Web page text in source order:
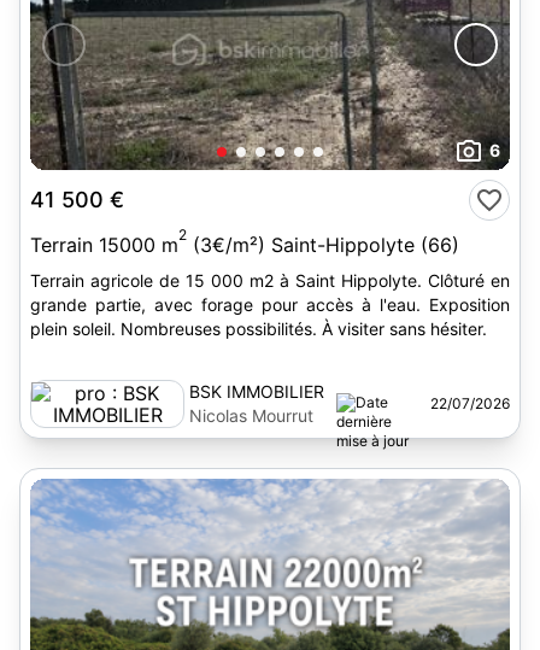
6
41 500 €
Terrain 15000 m2 (3€/m²) Saint-Hippolyte (66)
Terrain agricole de 15 000 m2 à Saint Hippolyte. Clôturé en
grande partie, avec forage pour accès à l'eau. Exposition
plein soleil. Nombreuses possibilités. À visiter sans hésiter.
BSK IMMOBILIER
Nicolas Mourrut
22/07/2026